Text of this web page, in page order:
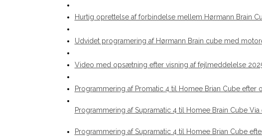
Hurtig oprettelse af forbindelse mellem Hørmann Brain
Udvidet programering af Hørmann Brain cube med
Video med opsætning efter visning af fejlmeddelelse
Programmering af Promatic 4 til Homee Brian Cube efter
Programmering af Supramatic 4 til Homee Brain Cube
Programmering af Supramatic 4 til Homee Brian Cube